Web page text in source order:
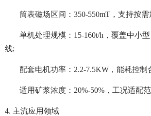
筒表磁场区间：350-550mT，支持按
单机处理规模：15-160t/h，覆盖中小
线;
配套电机功率：2.2-7.5KW，能耗控制
适用矿浆浓度：20%-50%，工况适配范
4. 主流应用领域